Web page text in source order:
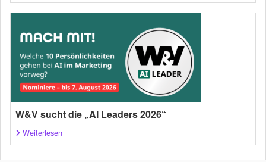
W&V sucht die „AI Leaders 2026“
Weiterlesen